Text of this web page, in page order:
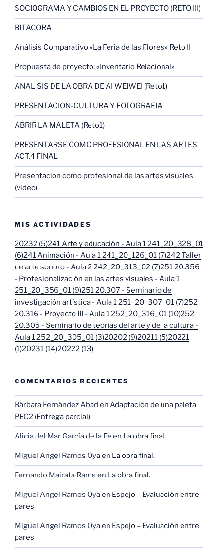
SOCIOGRAMA Y CAMBIOS EN EL PROYECTO (RETO III)
BITACORA
Análisis Comparativo «La Feria de las Flores» Reto II
Propuesta de proyecto: «Inventario Relacional»
ANALISIS DE LA OBRA DE AI WEIWEI (Reto1)
PRESENTACION-CULTURA Y FOTOGRAFIA
ABRIR LA MALETA (Reto1)
PRESENTARSE COMO PROFESIONAL EN LAS ARTES
ACT.4 FINAL
Presentacion como profesional de las artes visuales
(video)
MIS ACTIVIDADES
20232 (5)241 Arte y educación - Aula 1 241_20_328_01
(6)241 Animación - Aula 1 241_20_126_01 (7)242 Taller
de arte sonoro - Aula 2 242_20_313_02 (7)251 20.356
- Profesionalización en las artes visuales - Aula 1
251_20_356_01 (9)251 20.307 - Seminario de
investigación artística - Aula 1 251_20_307_01 (7)252
20.316 - Proyecto III - Aula 1 252_20_316_01 (10)252
20.305 - Seminario de teorías del arte y de la cultura -
Aula 1 252_20_305_01 (3)20202 (9)20211 (5)20221
(1)20231 (14)20222 (13)
COMENTARIOS RECIENTES
Bárbara Fernández Abad en Adaptación de una paleta
PEC2 (Entrega parcial)
Alicia del Mar García de la Fe en La obra final.
Miguel Angel Ramos Oyaen La obra final.
Fernando Mairata Rams en La obra final.
Miguel Angel Ramos Oyaen Espejo – Evaluación entre
pares
Miguel Angel Ramos Oyaen Espejo – Evaluación entre
pares